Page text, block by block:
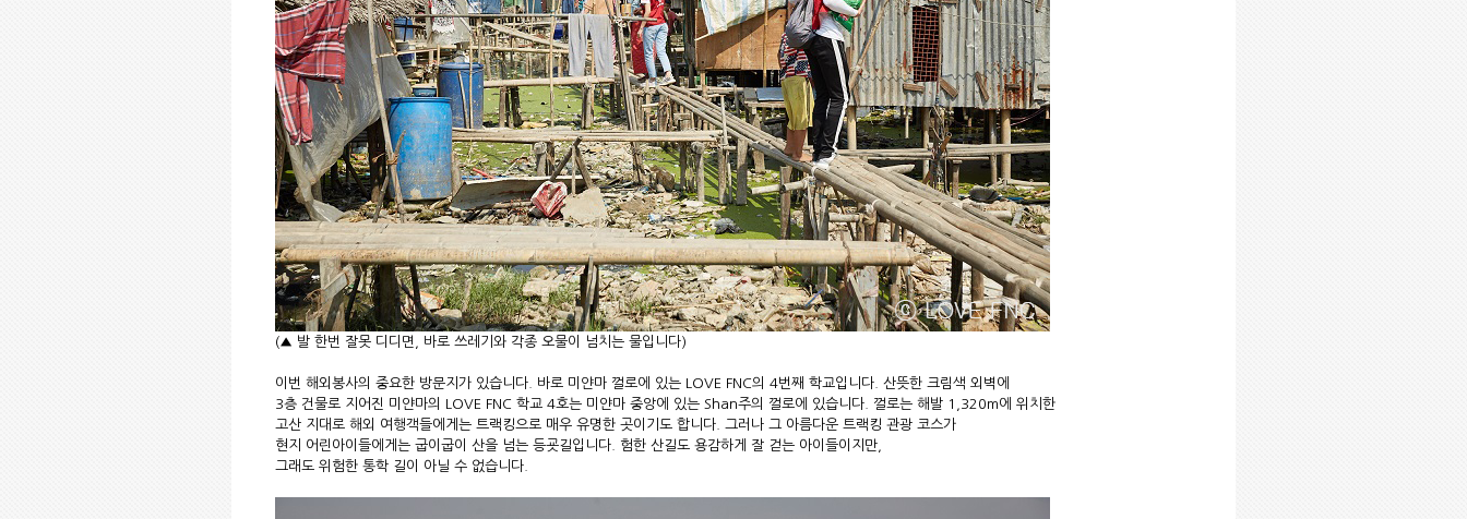
(▲ 발 한번 잘못 디디면, 바로 쓰레기와 각종 오물이 넘치는 물입니다)
이번 해외봉사의 중요한 방문지가 있습니다. 바로 미얀마 껄로에 있는 LOVE FNC의 4번째 학교입니다. 산뜻한 크림색 외벽에
3층 건물로 지어진 미얀마의 LOVE FNC 학교 4호는 미얀마 중앙에 있는 Shan주의 껄로에 있습니다. ​껄로는 해발 1,320m에 위치한
고산 지대로 해외 여행객들에게는 트랙킹으로 매우 유명한 곳이기도 합니다. 그러나 그 아름다운 트랙킹 관광 코스가
현지 어린아이들에게는 굽이굽이 산을 넘는 등굣길입니다. 험한 산길도 용감하게 잘 걷는 아이들이지만,
그래도 위험한 통학 길이 아닐 수 없습니다.